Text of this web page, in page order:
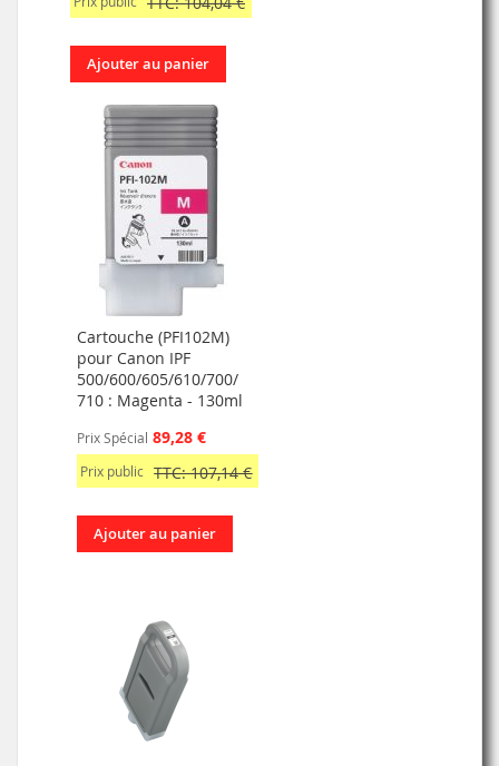
Ajouter au panier
Cartouche (PFI102M)
pour Canon IPF
500/600/605/610/700/
710 : Magenta - 130ml
Prix Spécial 89,28 €
Prix public TTC: 107,14 €
Ajouter au panier